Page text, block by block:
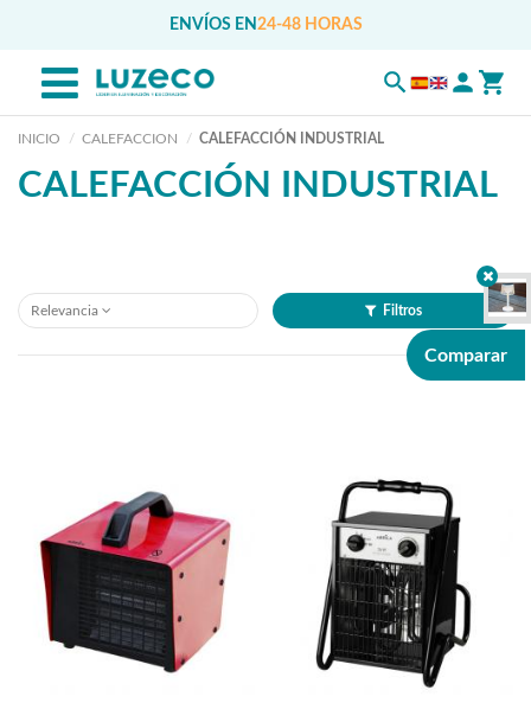
ENVÍOS EN 24-48 HORAS
INICIO CALEFACCION CALEFACCIÓN INDUSTRIAL
CALEFACCIÓN INDUSTRIAL
Relevancia Filtros
Comparar